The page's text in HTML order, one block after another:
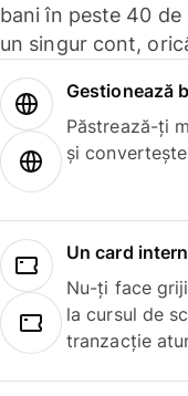
bani în peste 40
un singur cont,
Gestionează
Păstrează-ți
și
Un card
Nu-ți face
la cursul de
tranzacție